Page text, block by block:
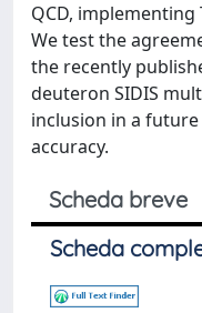
QCD, implementing
We test the
the recently
deuteron SIDIS
inclusion in a
accuracy.
Scheda breve
Scheda